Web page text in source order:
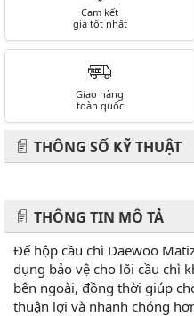
Cam kết
giá tốt nhất
Giao hàng
toàn quốc
THÔNG SỐ KỸ THUẬT
THÔNG TIN MÔ TẢ
Đế hộp cầu chì Daewoo
dụng bảo vệ cho lõi cầu chì
bên ngoài, đồng thời giúp
thuận lợi và nhanh chóng